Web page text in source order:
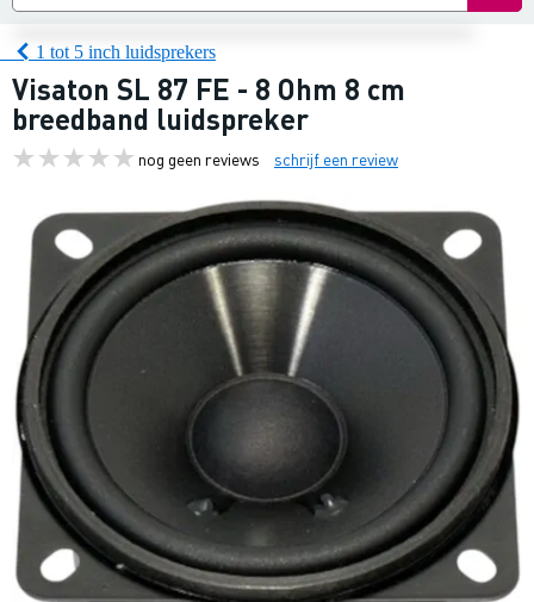
1 tot 5 inch luidsprekers
Visaton SL 87 FE - 8 Ohm 8 cm
breedband luidspreker
nog geen reviews schrijf een review